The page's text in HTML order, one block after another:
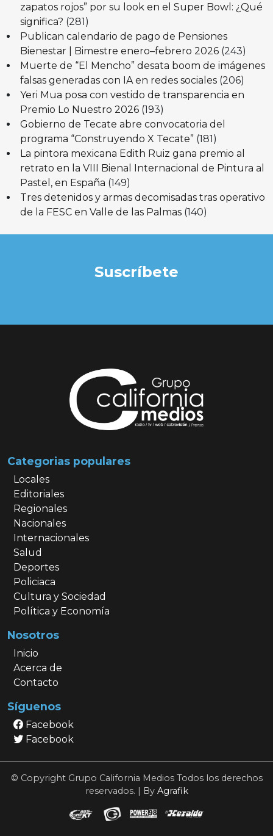
zapatos rojos” por su look en el Super Bowl: ¿Qué
significa? (281)
Publican calendario de pago de Pensiones
Bienestar | Bimestre enero–febrero 2026 (243)
Muerte de “El Mencho” desata boom de imágenes
falsas generadas con IA en redes sociales (206)
Yeri Mua posa con vestido de transparencia en
Premio Lo Nuestro 2026 (193)
Gobierno de Tecate abre convocatoria del
programa “Construyendo X Tecate” (181)
La pintora mexicana Edith Ruiz gana premio al
retrato en la VIII Bienal Internacional de Pintura al
Pastel, en España (149)
Tres detenidos y armas decomisadas tras operativo
de la FESC en Valle de las Palmas (140)
Suscríbete
Categorias populares
Locales
Editoriales
Regionales
Nacionales
Internacionales
Salud
Deportes
Policiaca
Cultura y Sociedad
Política y Economía
Nosotros
Inicio
Acerca de
Contacto
Síguenos
Facebook
Facebook
© Copyright Grupo California Medios Todos los derechos
reservados. | By Agrafik